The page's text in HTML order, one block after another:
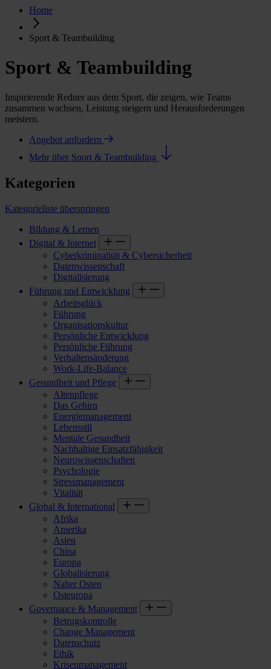
Home
Sport & Teambuilding
Sport & Teambuilding
Inspirierende Redner aus dem Sport, die zeigen, wie Teams
zusammen wachsen, Leistung steigern und Herausforderungen
meistern.
Angebot anfordern
Mehr über Sport & Teambuilding
Kategorien
Kategorieliste überspringen
Bildung & Lernen
Digital & Internet
Cyberkriminalität & Cybersicherheit
Datenwissenschaft
Digitalisierung
Führung und Entwicklung
Arbeitsglück
Führung
Organisationskultur
Persönliche Entwicklung
Persönliche Führung
Verhaltensänderung
Work-Life-Balance
Gesundheit und Pflege
Altenpflege
Das Gehirn
Energiemanagement
Lebensstil
Mentale Gesundheit
Nachhaltige Einsatzfähigkeit
Neurowissenschaften
Psychologie
Stressmanagement
Vitalität
Global & International
Afrika
Amerika
Asien
China
Europa
Globalisierung
Naher Osten
Osteuropa
Governance & Management
Betrugskontrolle
Change Management
Datenschutz
Ethik
Krisenmanagement